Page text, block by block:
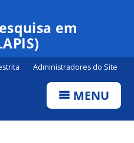
Canais
em
Administradores do Site
MENU